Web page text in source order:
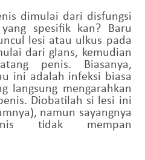
dimulai dari disfungsi
spesifik kan? Baru
lesi atau ulkus pada
dari glans, kemudian
penis. Biasanya,
ini adalah infeksi biasa
langsung mengarahkan
Diobatilah si lesi ini
namun sayangnya
tidak mempan